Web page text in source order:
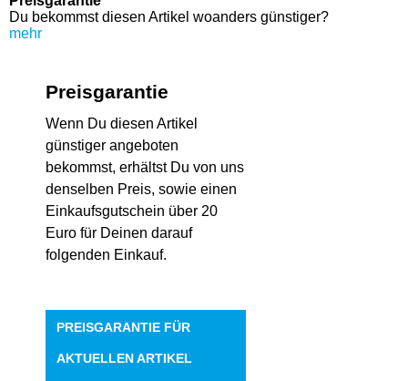
Du bekommst diesen Artikel woanders günstiger?
mehr
Preisgarantie
Wenn Du diesen Artikel
günstiger angeboten
bekommst, erhältst Du von uns
denselben Preis, sowie einen
Einkaufsgutschein über 20
Euro für Deinen darauf
folgenden Einkauf.
PREISGARANTIE FÜR
AKTUELLEN ARTIKEL